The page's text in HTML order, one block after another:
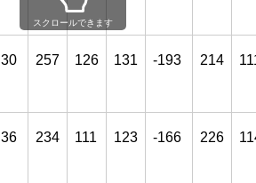
30 257 126 131 -193 214
36 234 111 123 -166 226
スクロールできます